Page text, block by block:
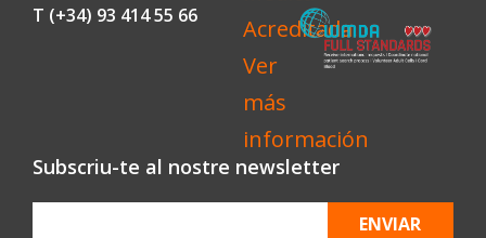
T (+34) 93 414 55 66
Subscriu-te al nostre newsletter
ENVIAR